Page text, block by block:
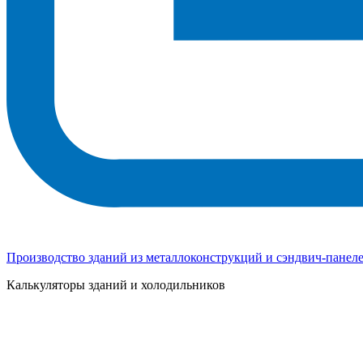
Производство зданий из металлоконструкций и сэндвич-
Калькуляторы зданий и холодильников